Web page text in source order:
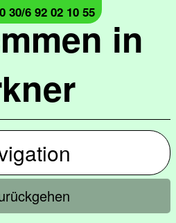
in
6 92 02 10 55